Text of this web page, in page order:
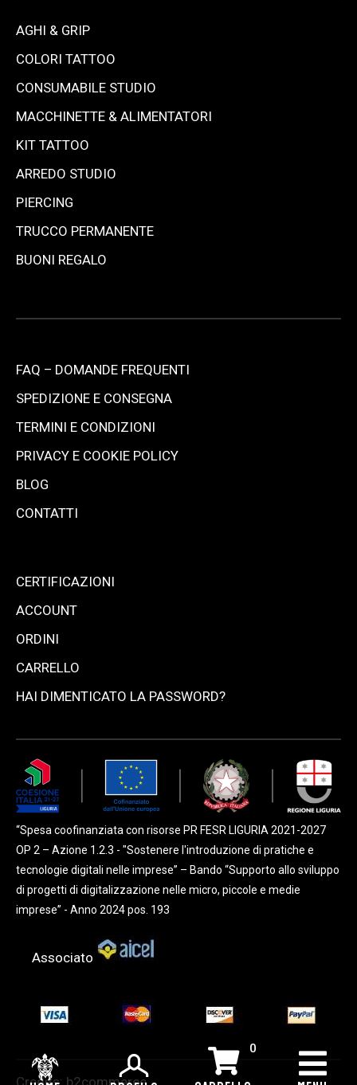
0
AGHI & GRIP
COLORI TATTOO
CONSUMABILE STUDIO
MACCHINETTE & ALIMENTATORI
KIT TATTOO
ARREDO STUDIO
PIERCING
TRUCCO PERMANENTE
BUONI REGALO
FAQ – DOMANDE FREQUENTI
SPEDIZIONE E CONSEGNA
TERMINI E CONDIZIONI
PRIVACY E COOKIE POLICY
BLOG
CONTATTI
CERTIFICAZIONI
ACCOUNT
ORDINI
CARRELLO
HAI DIMENTICATO LA PASSWORD?
“Spesa coofinanziata con risorse PR FESR LIGURIA 2021-2027
OP 2 – Azione 1.2.3 - "Sostenere l'introduzione di pratiche e
tecnologie digitali nelle imprese” – Bando “Supporto allo sviluppo
di progetti di digitalizzazione nelle micro, piccole e medie
imprese” - Anno 2024 pos. 193
Associato